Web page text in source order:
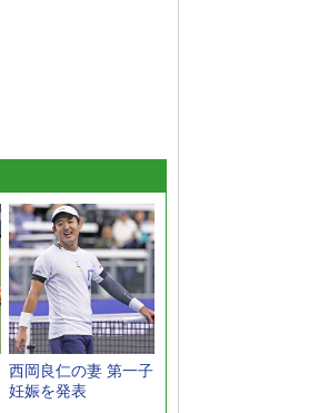
西岡良仁の妻 第一子
妊娠を発表